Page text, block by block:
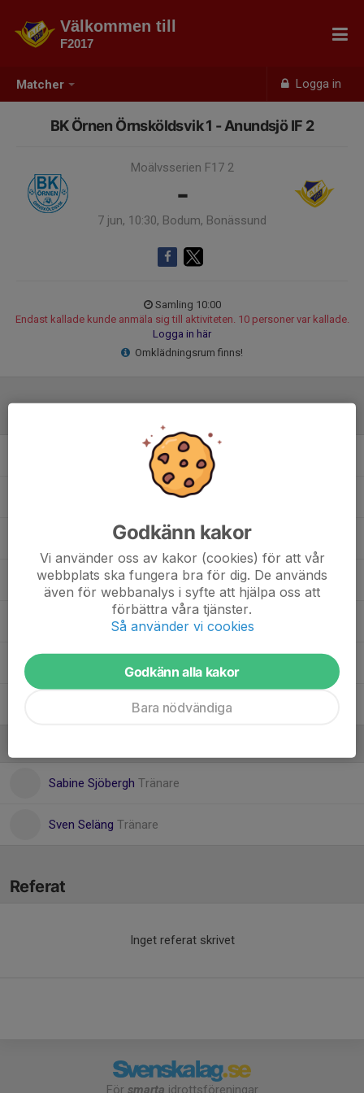
Matcher Logga in
Välkommen till
F2017
BK Örnen Örnsköldsvik 1 - Anundsjö IF 2
Moälvsserien F17 2
-
7 jun, 10:30, Bodum, Bonässund
Samling 10:00
Endast kallade kunde anmäla sig till aktiviteten. 10 personer var kallade.
Logga in här
Omklädningsrum finns!
Klara Fjeldseth
Lovisa Seläng
Nova-Lee Westman
Sabine Sjöbergh Tränare
Sven Seläng Tränare
Referat
Inget referat skrivet
För smarta idrottsföreningar
Godkänn kakor
Vi använder oss av kakor (cookies) för att vår
webbplats ska fungera bra för dig. De används
även för webbanalys i syfte att hjälpa oss att
förbättra våra tjänster.
Så använder vi cookies
Godkänn alla kakor
Bara nödvändiga